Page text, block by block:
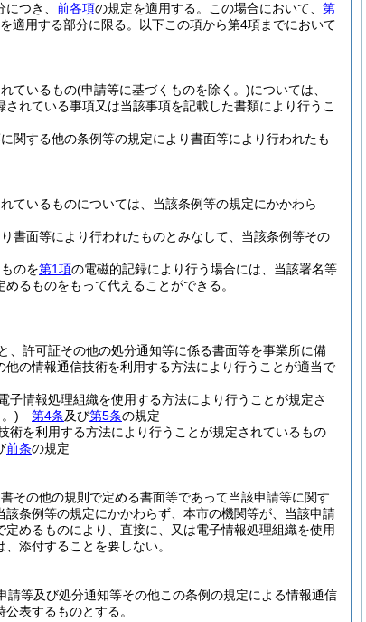
つき、 前各項の規定を適用する。 この場合において、 第
適用する部分に限る。以下この項から第4項までにおいて
ているもの(申請等に基づくものを除く。)については、
れている事項又は当該事項を記載した書類により行うこ
関する他の条例等の規定により書面等により行われたも
ているものについては、当該条例等の規定にかかわら
書面等により行われたものとみなして、当該条例等その
のを第1項の電磁的記録により行う場合には、当該署名等
るものをもって代えることができる。
、許可証その他の処分通知等に係る書面等を事業所に備
の情報通信技術を利用する方法により行うことが適当で
情報処理組織を使用する方法により行うことが規定さ
) 第4条及び第5条の規定
術を利用する方法により行うことが規定されているもの
前条の規定
その他の規則で定める書面等であって当該申請等に関す
条例等の規定にかかわらず、本市の機関等が、当該申請
めるものにより、直接に、又は電子情報処理組織を使用
添付することを要しない。
等及び処分通知等その他この条例の規定による情報通信
表するものとする。